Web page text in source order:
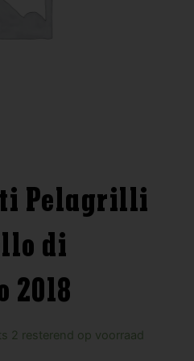
Pelagrilli
di
2018
2 resterend op voorraad